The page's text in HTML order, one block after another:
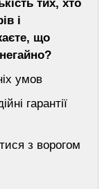
дітей
тих, хто
і
що
умов
гарантії
з ворогом